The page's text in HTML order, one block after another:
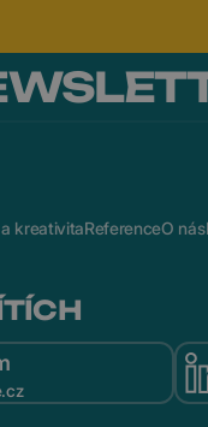
kreativitaReferenceO nás